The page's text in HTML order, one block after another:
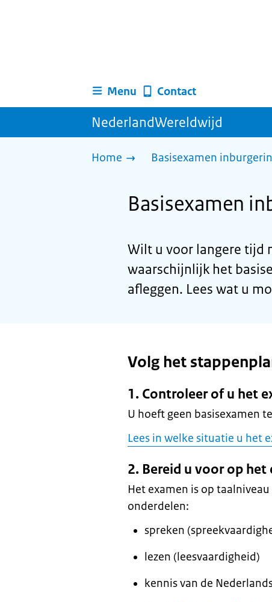
Menu Contact
NederlandWereldwijd
Home Basisexamen
Basisexamen
Wilt u voor langere tijd
waarschijnlijk het
afleggen. Lees wat u
Volg het
1. Controleer of u het
U hoeft geen basisexamen
Lees in welke situatie u het
2. Bereid u voor op het
Het examen is op
onderdelen:
spreken
lezen (leesvaardigheid)
kennis van de